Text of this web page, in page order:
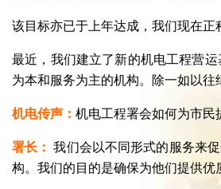
该目标亦已于上年达成，我们现在正
最近，我们建立了新的机电工程营
为本和服务为主的机构。除一如以
机电传声： 机电工程署会如何为市民
署长： 我们会以不同形式的服务来
构。我们的目的是确保为他们提供优